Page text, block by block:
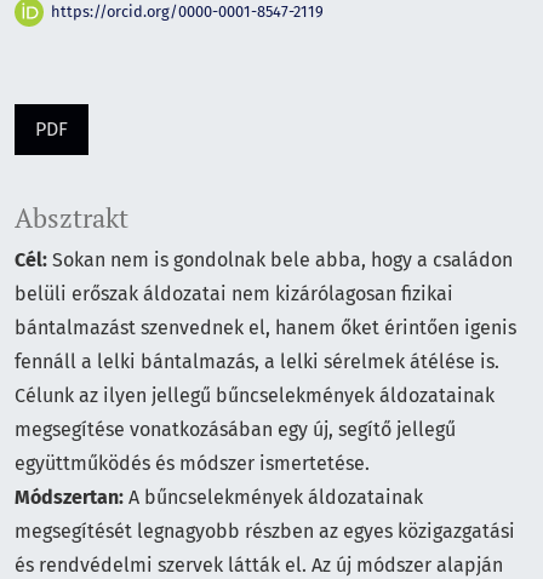
https://orcid.org/0000-0001-8547-2119
PDF
Absztrakt
Cél: Sokan nem is gondolnak bele abba, hogy a családon
belüli erőszak áldozatai nem kizárólagosan fizikai
bántalmazást szenvednek el, hanem őket érintően igenis
fennáll a lelki bántalmazás, a lelki sérelmek átélése is.
Célunk az ilyen jellegű bűncselekmények áldozatainak
megsegítése vonatkozásában egy új, segítő jellegű
együttműködés és módszer ismertetése.
Módszertan: A bűncselekmények áldozatainak
megsegítését legnagyobb részben az egyes közigazgatási
és rendvédelmi szervek látták el. Az új módszer alapján